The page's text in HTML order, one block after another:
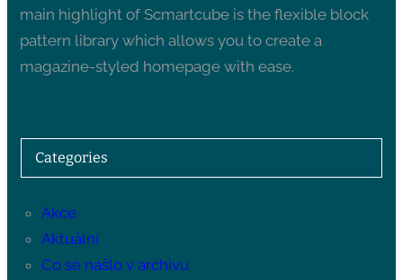
main highlight of Scmartcube is the flexible block
pattern library which allows you to create a
magazine-styled homepage with ease.
Categories
Akce
Aktuální
Co se našlo v archivu